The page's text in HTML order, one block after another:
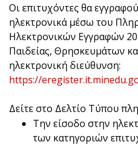
Οι επιτυχόντες θα
ηλεκτρονικά μέσω του
Ηλεκτρονικών Εγγραφών
Παιδείας, Θρησκευμάτων
ηλεκτρονική διεύθυνση:
https://
Δείτε στο Δελτίο Τύπου
Την είσοδο στην
των κατηγοριών